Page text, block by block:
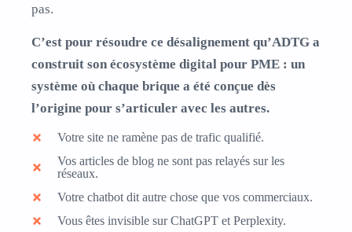
pas.
C’est pour résoudre ce désalignement qu’ADTG a
construit son écosystème digital pour PME : un
système où chaque brique a été conçue dès
l’origine pour s’articuler avec les autres.
Votre site ne ramène pas de trafic qualifié.
Vos articles de blog ne sont pas relayés sur les
réseaux.
Votre chatbot dit autre chose que vos commerciaux.
Vous êtes invisible sur ChatGPT et Perplexity.